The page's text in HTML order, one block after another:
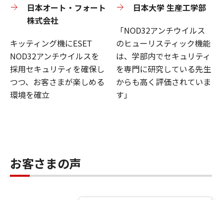
日本オート・フォート
株式会社
キッティング機にESET
NOD32アンチウイルスを
採用セキュリティを確保し
つつ、お客さまが楽しめる
環境を確立
日本大学 生産工学部
「NOD32アンチウイルス
のヒューリスティック機能
は、学部内でセキュリティ
を専門に研究している先生
からも高く評価されていま
す」
お客さまの声